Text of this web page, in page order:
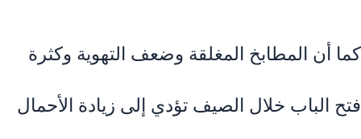
كما أن المطابخ المغلقة وضعف التهوية وكثرة
فتح الباب خلال الصيف تؤدي إلى زيادة الأحمال